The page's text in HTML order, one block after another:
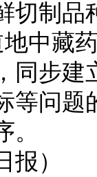
制品
中藏
同步
等问
）